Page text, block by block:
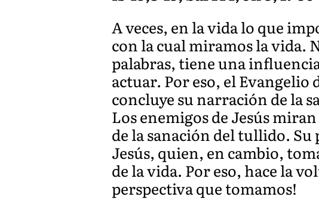
A veces, en la vida lo que
con la cual miramos la vida.
palabras, tiene una
actuar. Por eso, el
concluye su narración de la
Los enemigos de Jesús
de la sanación del tullido. Su
Jesús, quien, en cambio,
de la vida. Por eso, hace la
perspectiva que tomamos!